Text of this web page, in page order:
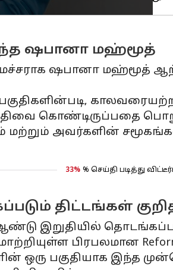
ஷபானா மஹ்மூத்
ஷபானா மஹ்மூத்
காலவரையற்ற
கொண்டிருப்பதை
அவர்களின்
33% % செய்தி படித்து
திட்டங்கள்
இறுதியில்
பிரபலமான
ஒரு பகுதியாக இந்த